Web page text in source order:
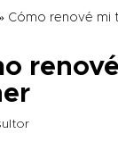
Cómo renové mi